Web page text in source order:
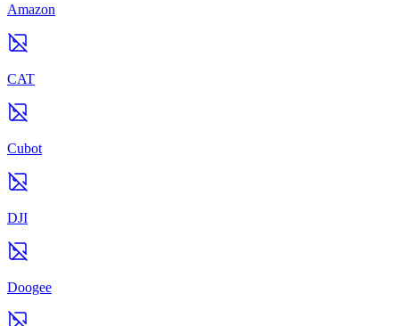
Amazon
CAT
Cubot
DJI
Doogee